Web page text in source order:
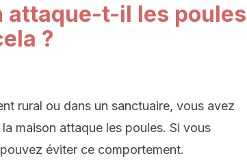
attaque-t-il les poules
?
rural ou dans un sanctuaire, vous avez
maison attaque les poules. Si vous
éviter ce comportement.